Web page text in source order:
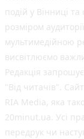
подій у Вінниці
розміром
мультимедійною
висвітлюємо
Редакція
"Від читачів".
RIA Media, яка
20minut.ua. Усі
передрук чи